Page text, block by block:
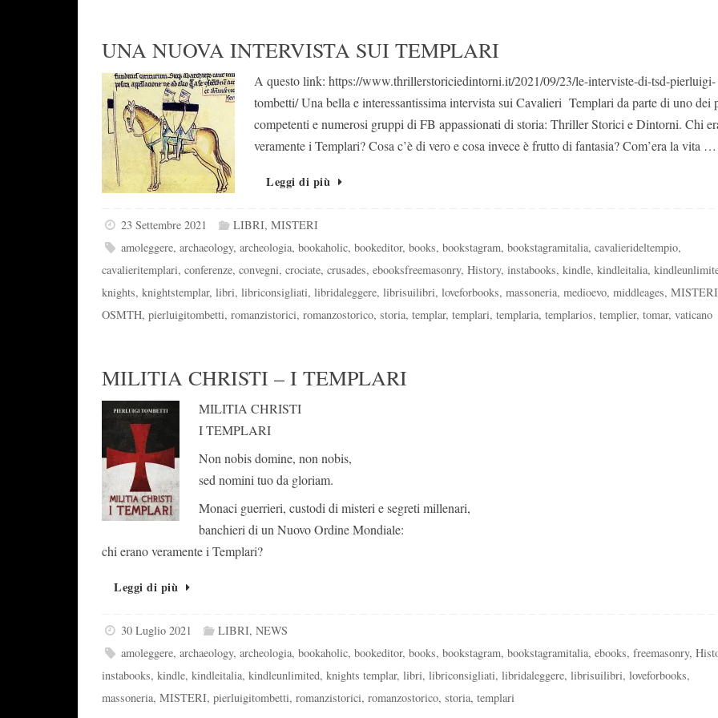
UNA NUOVA INTERVISTA SUI TEMPLARI
A questo link: https://www.thrillerstoriciedintorni.it/2021/09/23/le-interviste-di-tsd-pierluigi-
tombetti/ Una bella e interessantissima intervista sui Cavalieri Templari da parte di uno dei
competenti e numerosi gruppi di FB appassionati di storia: Thriller Storici e Dintorni. Chi
veramente i Templari? Cosa c’è di vero e cosa invece è frutto di fantasia? Com’era la vita …
Leggi di più
23 Settembre 2021 LIBRI, MISTERI
amoleggere,archaeology,archeologia,bookaholic,bookeditor,books,bookstagram,bookstagramitalia,cavalierideltempio,
cavalieritemplari, conferenze, convegni, crociate, crusades, ebooksfreemasonry, History, instabooks, kindle, kindleitalia,
knights, knightstemplar, libri, libriconsigliati, libridaleggere, librisuilibri, loveforbooks, massoneria, medioevo, middleages, MISTERI
OSMTH, pierluigitombetti, romanzistorici, romanzostorico, storia, templar, templari, templaria, templarios, templier, tomar, vaticano
MILITIA CHRISTI – I TEMPLARI
MILITIA CHRISTI
I TEMPLARI
Non nobis domine, non nobis,
sed nomini tuo da gloriam.
Monaci guerrieri, custodi di misteri e segreti millenari,
banchieri di un Nuovo Ordine Mondiale:
chi erano veramente i Templari?
Leggi di più
30 Luglio 2021 LIBRI, NEWS
amoleggere,archaeology,archeologia,bookaholic,bookeditor,books,bookstagram,bookstagramitalia,ebooks,freemasonry,
instabooks, kindle, kindleitalia, kindleunlimited, knights templar, libri, libriconsigliati, libridaleggere, librisuilibri, loveforbooks,
massoneria, MISTERI, pierluigitombetti, romanzistorici, romanzostorico, storia, templari